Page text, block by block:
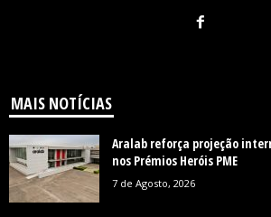
MAIS NOTÍCIAS
Aralab reforça projeção
nos Prémios Heróis PME
7 de Agosto, 2026